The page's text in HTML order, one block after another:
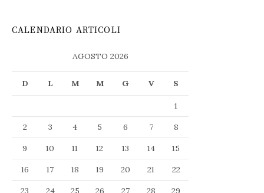
CALENDARIO ARTICOLI
AGOSTO 2026
D L M M G V S
1
2
3 4 5 6 7
8
9
10 11 12 13 14
15
16
17 18 19 20 21
22
23
24 25 26 27 28
29